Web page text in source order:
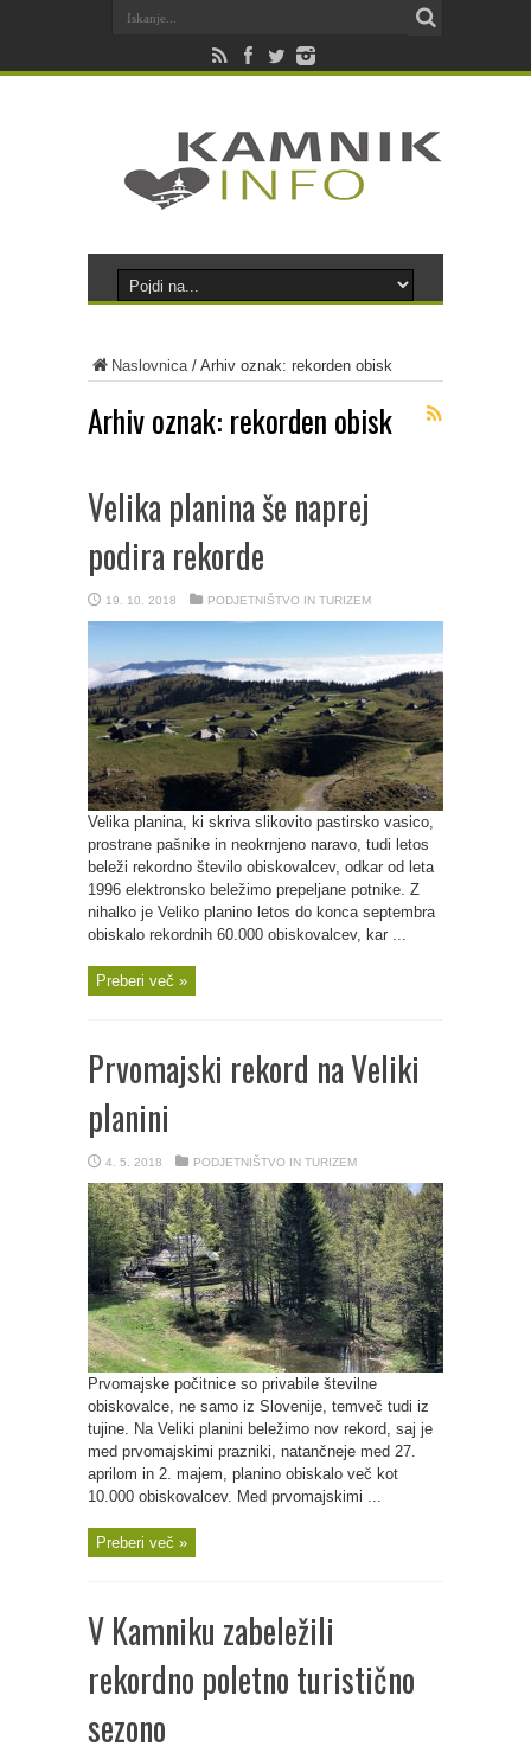
Naslovnica/ Arhiv oznak: rekorden obisk
Arhiv oznak: rekorden obisk
Velika planina še naprej
podira rekorde
19. 10. 2018 PODJETNIŠTVO IN TURIZEM
Velika planina, ki skriva slikovito pastirsko vasico,
prostrane pašnike in neokrnjeno naravo, tudi letos
beleži rekordno število obiskovalcev, odkar od leta
1996 elektronsko beležimo prepeljane potnike. Z
nihalko je Veliko planino letos do konca septembra
obiskalo rekordnih 60.000 obiskovalcev, kar ...
Preberi več »
Prvomajski rekord na Veliki
planini
4. 5. 2018 PODJETNIŠTVO IN TURIZEM
Prvomajske počitnice so privabile številne
obiskovalce, ne samo iz Slovenije, temveč tudi iz
tujine. Na Veliki planini beležimo nov rekord, saj je
med prvomajskimi prazniki, natančneje med 27.
aprilom in 2. majem, planino obiskalo več kot
10.000 obiskovalcev. Med prvomajskimi ...
Preberi več »
V Kamniku zabeležili
rekordno poletno turistično
sezono